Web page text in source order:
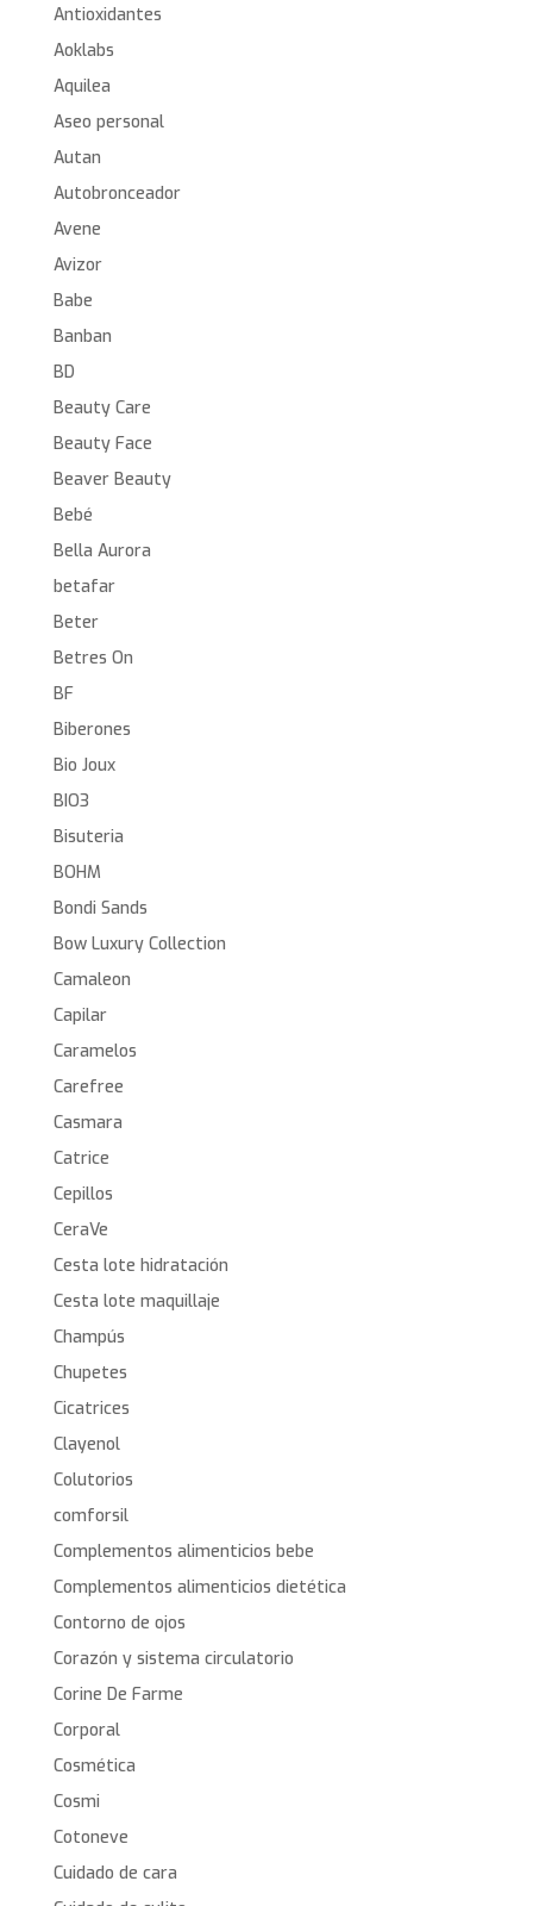
Antioxidantes
Aoklabs
Aquilea
Aseo personal
Autan
Autobronceador
Avene
Avizor
Babe
Banban
BD
Beauty Care
Beauty Face
Beaver Beauty
Bebé
Bella Aurora
betafar
Beter
Betres On
BF
Biberones
Bio Joux
BIO3
Bisuteria
BOHM
Bondi Sands
Bow Luxury Collection
Camaleon
Capilar
Caramelos
Carefree
Casmara
Catrice
Cepillos
CeraVe
Cesta lote hidratación
Cesta lote maquillaje
Champús
Chupetes
Cicatrices
Clayenol
Colutorios
comforsil
Complementos alimenticios bebe
Complementos alimenticios dietética
Contorno de ojos
Corazón y sistema circulatorio
Corine De Farme
Corporal
Cosmética
Cosmi
Cotoneve
Cuidado de cara